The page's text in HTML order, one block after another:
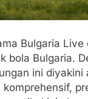
Bulgaria
bola Bulgaria.
ini diyakini